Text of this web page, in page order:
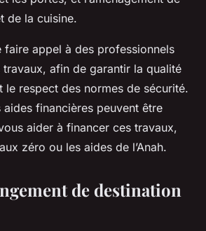
de la cuisine.
faire appel à des professionnels
afin de garantir la qualité
le respect des normes de sécurité.
aides financières peuvent être
aider à financer ces travaux,
zéro ou les aides de l’Anah.
de destination